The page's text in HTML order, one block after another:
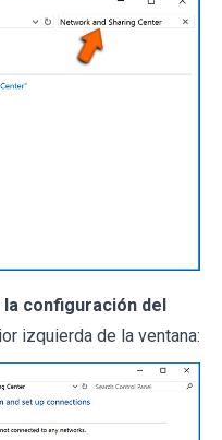
la configuración del
izquierda de la ventana: